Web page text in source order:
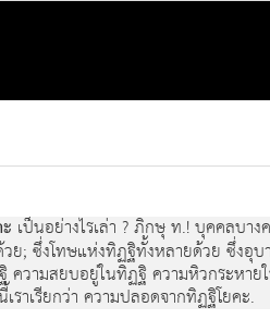
เป็นอย่างไรเล่า ? ภิกษุ ท.! บุคคลบ
; ซึ่งโทษแห่งทิฏฐิทั้งหลายด้วย ซึ่งอุ
ความสยบอยู่ในทิฏฐิ ความหิวกระหา
าเรียกว่า ความปลอดจากทิฏฐิโยคะ.